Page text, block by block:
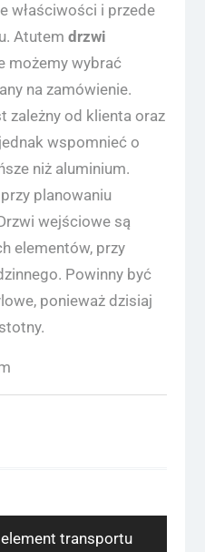
właściwości i przede
Atutem drzwi
możemy wybrać
na zamówienie.
zależny od klienta oraz
wspomnieć o
niż aluminium.
planowaniu
wejściowe są
elementów, przy
Powinny być
ponieważ dzisiaj
transportu